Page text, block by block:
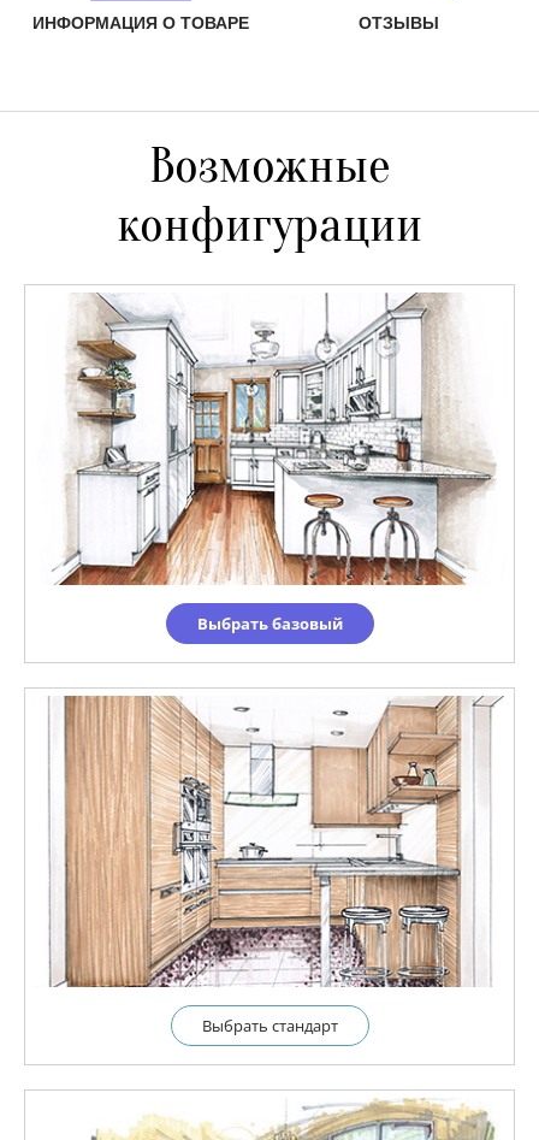
ИНФОРМАЦИЯ О ТОВАРЕ ОТЗЫВЫ
Возможные
конфигурации
Выбрать базовый
Выбрать cтандарт